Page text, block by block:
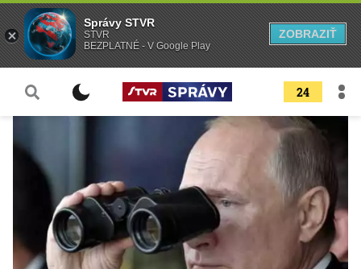
24
Správy STVR
STVR
BEZPLATNÉ - V Google Play
ZOBRAZIŤ